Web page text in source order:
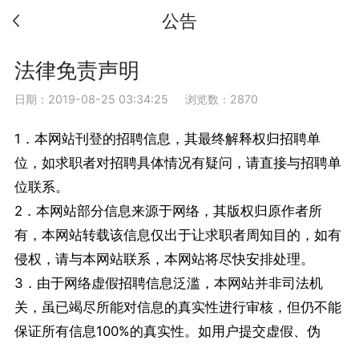
公告
法律免责声明
日期：2019-08-25 03:34:25浏览数：2870
1．本网站刊登的招聘信息，其最终解释权归招聘单
位，如求职者对招聘具体情况有疑问，请直接与招聘单
位联系。
2．本网站部分信息来源于网络，其版权归原作者所
有，本网站转载该信息仅出于让求职者周知目的，如有
侵权，请与本网站联系，本网站将尽快安排处理。
3．由于网络虚假招聘信息泛滥，本网站并非司法机
关，虽已竭尽所能对信息的真实性进行审核，但仍不能
保证所有信息100%的真实性。如用户提交虚假、伪